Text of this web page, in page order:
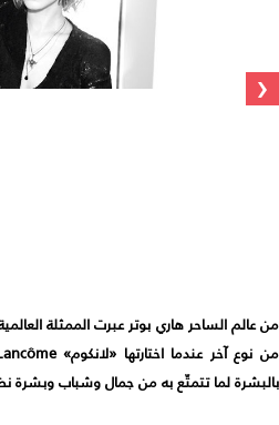
‹
من عالم الساحر هاري بوتر عبرت الممثلة
من نوع آخر عندما اختارتها «لانكوم»
ôme
بالبشرة لما تتمتّع به من جمال وشباب وبشرة